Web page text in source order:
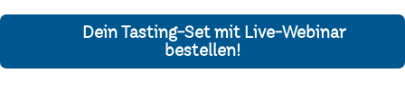
Dein Tasting-Set mit Live-Webinar
bestellen!